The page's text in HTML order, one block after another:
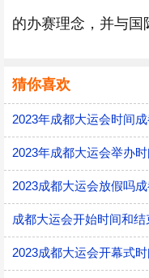
的办赛理念，并与国
猜你喜欢